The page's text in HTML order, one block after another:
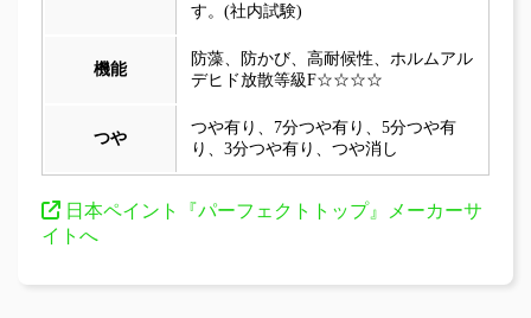
す。(社内試験)
機能
防藻、防かび、高耐候性、ホルムアル
デヒド放散等級F☆☆☆☆
つや
つや有り、7分つや有り、5分つや有
り、3分つや有り、つや消し
日本ペイント『パーフェクトトップ』メーカーサ
イトへ